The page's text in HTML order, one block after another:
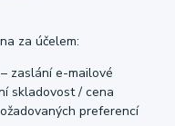
za účelem:
zaslání e-mailové
skladovost / cena
preferencí